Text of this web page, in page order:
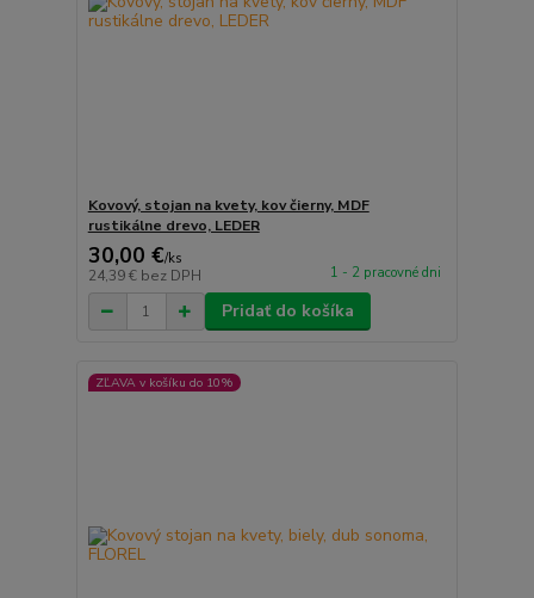
Kovový, stojan na kvety, kov čierny, MDF
rustikálne drevo, LEDER
30,00 €/ks
24,39 € bez DPH 1 - 2 pracovné dni
Pridať do košíka
ZĽAVA v košíku do 10%